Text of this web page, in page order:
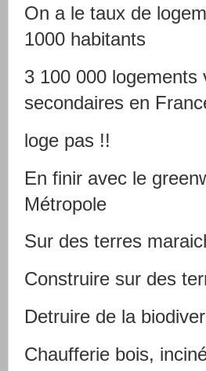
On a le taux de
1000 habitants
3 100 000
secondaires en
loge pas !!
En finir avec le
Métropole
Sur des terres
Construire sur des
Detruire de la
Chaufferie bois,